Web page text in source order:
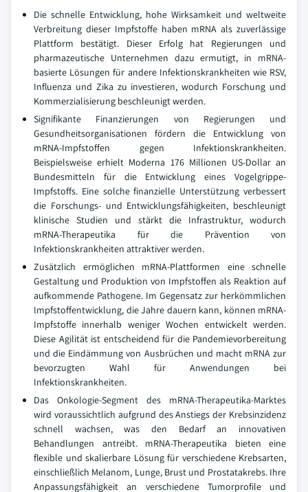
Die schnelle Entwicklung, hohe Wirksamkeit und weltweite
Verbreitung dieser Impfstoffe haben mRNA als zuverlässige
Plattform bestätigt. Dieser Erfolg hat Regierungen und
pharmazeutische Unternehmen dazu ermutigt, in mRNA-
basierte Lösungen für andere Infektionskrankheiten wie RSV,
Influenza und Zika zu investieren, wodurch Forschung und
Kommerzialisierung beschleunigt werden.
Signifikante Finanzierungen von Regierungen und
Gesundheitsorganisationen fördern die Entwicklung von
mRNA-Impfstoffen gegen Infektionskrankheiten.
Beispielsweise erhielt Moderna 176 Millionen US-Dollar an
Bundesmitteln für die Entwicklung eines Vogelgrippe-
Impfstoffs. Eine solche finanzielle Unterstützung verbessert
die Forschungs- und Entwicklungsfähigkeiten, beschleunigt
klinische Studien und stärkt die Infrastruktur, wodurch
mRNA-Therapeutika für die Prävention von
Infektionskrankheiten attraktiver werden.
Zusätzlich ermöglichen mRNA-Plattformen eine schnelle
Gestaltung und Produktion von Impfstoffen als Reaktion auf
aufkommende Pathogene. Im Gegensatz zur herkömmlichen
Impfstoffentwicklung, die Jahre dauern kann, können mRNA-
Impfstoffe innerhalb weniger Wochen entwickelt werden.
Diese Agilität ist entscheidend für die Pandemievorbereitung
und die Eindämmung von Ausbrüchen und macht mRNA zur
bevorzugten Wahl für Anwendungen bei
Infektionskrankheiten.
Das Onkologie-Segment des mRNA-Therapeutika-Marktes
wird voraussichtlich aufgrund des Anstiegs der Krebsinzidenz
schnell wachsen, was den Bedarf an innovativen
Behandlungen antreibt. mRNA-Therapeutika bieten eine
flexible und skalierbare Lösung für verschiedene Krebsarten,
einschließlich Melanom, Lunge, Brust und Prostatakrebs. Ihre
Anpassungsfähigkeit an verschiedene Tumorprofile und